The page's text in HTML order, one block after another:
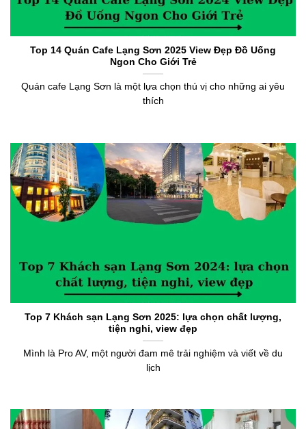
Top 14 Quán Cafe Lạng Sơn 2025 View Đẹp Đồ Uống
Ngon Cho Giới Trẻ
Quán cafe Lạng Sơn là một lựa chọn thú vị cho những ai yêu
thích
Top 7 Khách sạn Lạng Sơn 2025: lựa chọn chất lượng,
tiện nghi, view đẹp
Mình là Pro AV, một người đam mê trải nghiệm và viết về du
lịch